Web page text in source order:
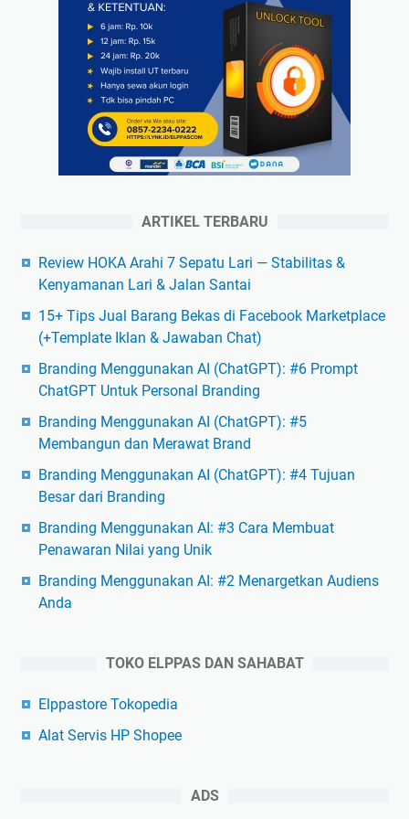
ARTIKEL TERBARU
Review HOKA Arahi 7 Sepatu Lari — Stabilitas &
Kenyamanan Lari & Jalan Santai
15+ Tips Jual Barang Bekas di Facebook Marketplace
(+Template Iklan & Jawaban Chat)
Branding Menggunakan AI (ChatGPT): #6 Prompt
ChatGPT Untuk Personal Branding
Branding Menggunakan AI (ChatGPT): #5
Membangun dan Merawat Brand
Branding Menggunakan AI (ChatGPT): #4 Tujuan
Besar dari Branding
Branding Menggunakan AI: #3 Cara Membuat
Penawaran Nilai yang Unik
Branding Menggunakan AI: #2 Menargetkan Audiens
Anda
TOKO ELPPAS DAN SAHABAT
Elppastore Tokopedia
Alat Servis HP Shopee
ADS